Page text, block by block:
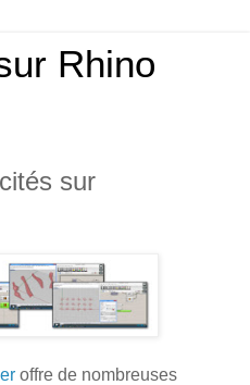
Rhino
sur
offre de nombreuses